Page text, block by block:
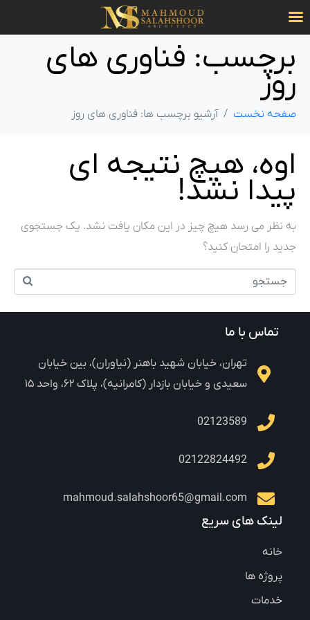
برچسب: فناوری های
روز
صفحه نخست آرشیو برچسب ها: فناوری های روز
اوه، هیچ نتیجه ای
پیدا نشد!
به نظر می رسد هیچ چیز در این مکان یافت نشد. یک جستجوی
جدید را امتحان کنید؟
تماس با ما
تهران، خیابان شهید باهنر (نیاوران)، بین خیابان
سعیدی و خیابان بازدار (کامرانیه)، پلاک ۶۲، واحد ۱۵
02123589
02122824492
mahmoud.salahshoor65@gmail.com
لینک های سریع
خانه
پروژه ها
خدمات